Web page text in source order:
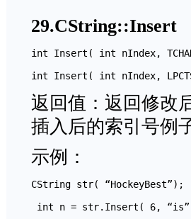
29.CString::Insert
int Insert( int nIndex,
int Insert( int nIndex,
返回值：返回修改
插入后的索引号例
示例：
CString str( “HockeyBest”);
int n = str.Insert( 6,